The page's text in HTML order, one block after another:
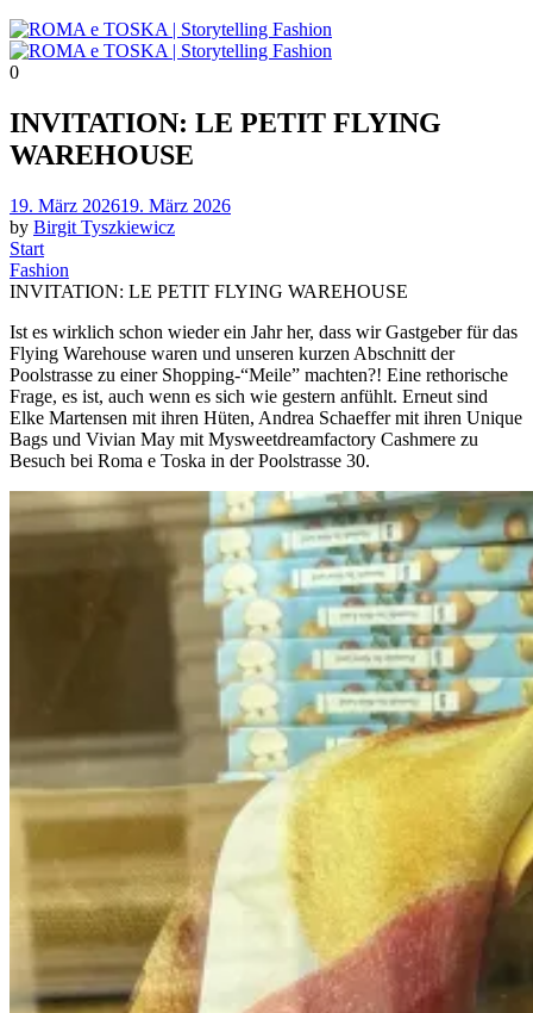
0
INVITATION: LE PETIT FLYING
WAREHOUSE
Posted
on
19. März 202619. März 2026
by Birgit Tyszkiewicz
Start
Fashion
INVITATION: LE PETIT FLYING WAREHOUSE
Ist es wirklich schon wieder ein Jahr her, dass wir Gastgeber für das
Flying Warehouse waren und unseren kurzen Abschnitt der
Poolstrasse zu einer Shopping-“Meile” machten?! Eine rethorische
Frage, es ist, auch wenn es sich wie gestern anfühlt. Erneut sind
Elke Martensen mit ihren Hüten, Andrea Schaeffer mit ihren Unique
Bags und Vivian May mit Mysweetdreamfactory Cashmere zu
Besuch bei Roma e Toska in der Poolstrasse 30.